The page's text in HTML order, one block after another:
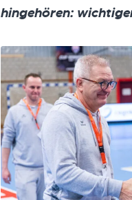
hingehören: